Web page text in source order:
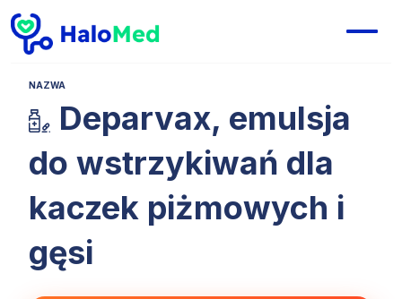
NAZWA
Deparvax, emulsja
do wstrzykiwań dla
kaczek piżmowych i
gęsi